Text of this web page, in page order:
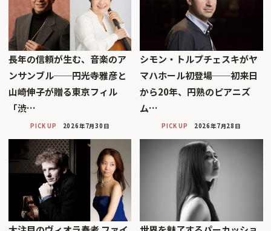
長年の信頼が生む、音楽のア
ンサンブル──円光寺雅彦と
山崎伸子が贈る東京フィル
「渋…
PICK UP 2026年7月30日
シモン・トルプチェスキがヤ
マハホール初登場──初来日
から20年、円熟のピアニズ
ム…
PICK UP 2026年7月28日